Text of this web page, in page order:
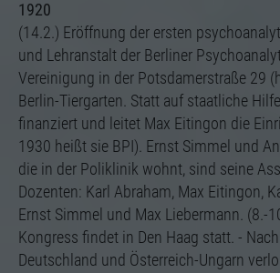
1920
(14.2.) Eröffnung der ersten
und Lehranstalt der Berliner
Vereinigung in der Potsdamerstraße 29
Berlin-Tiergarten. Statt auf staatliche
finanziert und leitet Max Eitingon die
1930 heißt sie BPI). Ernst Simmel und
die in der Poliklinik wohnt, sind seine
Dozenten: Karl Abraham, Max Eitingon,
Ernst Simmel und Max Liebermann. (8.-
Kongress findet in Den Haag statt. -
Deutschland und Österreich-Ungarn